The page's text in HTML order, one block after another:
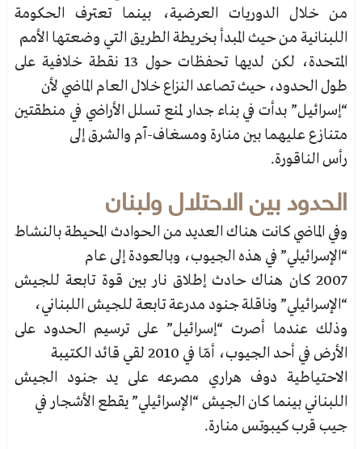
من خلال الدوريات العرضية، بينما تعترف الحكومة
اللبنانية من حيث المبدأ بخريطة الطريق التي وضعتها الأمم
المتحدة، لكن لديها تحفظات حول 13 نقطة خلافية على
طول الحدود، حيث تصاعد النزاع خلال العام الماضي لأن
“إسرائيل” بدأت في بناء جدار لمنع تسلل الأراضي في منطقتين
متنازع عليهما بين منارة ومسغاف-آم والشرق إلى
رأس الناقورة.
الحدود بين الاحتلال ولبنان
وفي الماضي كانت هناك العديد من الحوادث المحيطة بالنشاط
“الإسرائيلي” في هذه الجيوب، وبالعودة إلى عام
2007 كان هناك حادث إطلاق نار بين قوة تابعة للجيش
“الإسرائيلي” وناقلة جنود مدرعة تابعة للجيش اللبناني،
وذلك عندما أصرت “إسرائيل” على ترسيم الحدود على
الأرض في أحد الجيوب، أمّا في 2010 لقي قائد الكتيبة
الاحتياطية دوف هراري مصرعه على يد جنود الجيش
اللبناني بينما كان الجيش “الإسرائيلي” يقطع الأشجار في
جيب قرب كيبوتس منارة.